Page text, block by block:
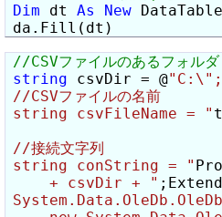
Dim dt As New DataTable
da.Fill(dt)
string csvDir = @"C:\";
//CSVファイルの名前
string csvFileName = "
//接続文字列
string conString = "
    + csvDir + "